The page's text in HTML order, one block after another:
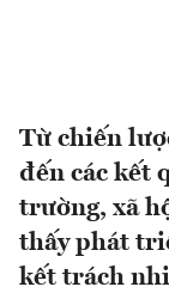
Từ chiến
đến các kết
trường, xã
thấy phát
kết trách